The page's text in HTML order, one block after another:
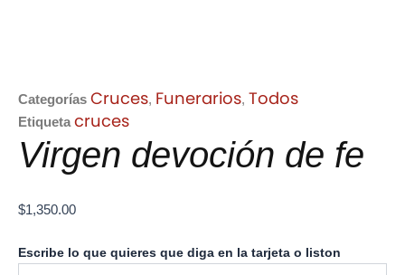
Categorías Cruces, Funerarios, Todos
Etiqueta cruces
Virgen devoción de fe
$1,350.00
Escribe lo que quieres que diga en la tarjeta o liston
Virgen
devoción